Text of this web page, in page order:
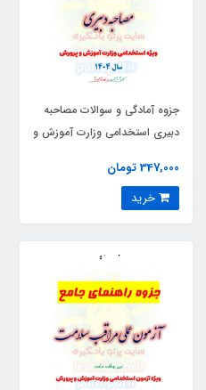
جزوه آمادگی و سوالات مصاحبه
دبیری استخدامی وزارت آموزش و
347,000 تومان